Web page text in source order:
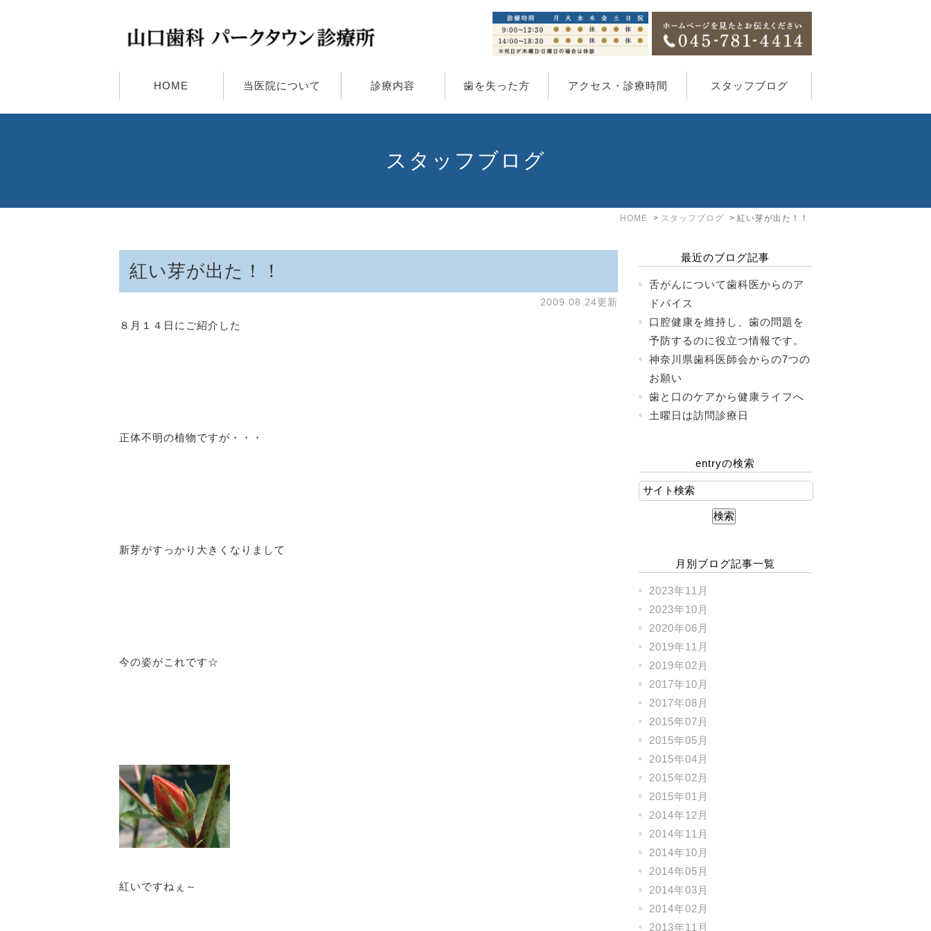
HOME 当医院について 診療内容 歯を失った方 アクセス・診療時間 スタッフブログ
スタッフブログ
HOME スタッフブログ 紅い芽が出た！！
紅い芽が出た！！
2009.08.24更新
８月１４日にご紹介した
正体不明の植物ですが・・・
新芽がすっかり大きくなりまして
今の姿がこれです☆
紅いですねぇ～
最近のブログ記事
舌がんについて歯科医からのア
ドバイス
口腔健康を維持し、歯の問題を
予防するのに役立つ情報です。
神奈川県歯科医師会からの7つの
お願い
歯と口のケアから健康ライフへ
土曜日は訪問診療日
entryの検索
月別ブログ記事一覧
2023年11月
2023年10月
2020年06月
2019年11月
2019年02月
2017年10月
2017年08月
2015年07月
2015年05月
2015年04月
2015年02月
2015年01月
2014年12月
2014年11月
2014年10月
2014年05月
2014年03月
2014年02月
2013年11月